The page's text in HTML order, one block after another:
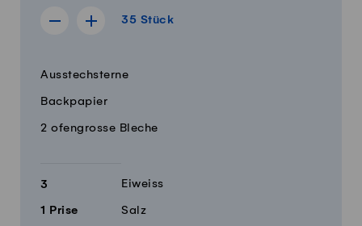
35 Stück
Rezept für 34 Stück anzeigen
Rezept für 36 Stück anzeigen
35 Stück
MengeZutaten
Ausstechsterne
Backpapier
2 ofengrosse Bleche
3 Eiweiss
1 Prise Salz